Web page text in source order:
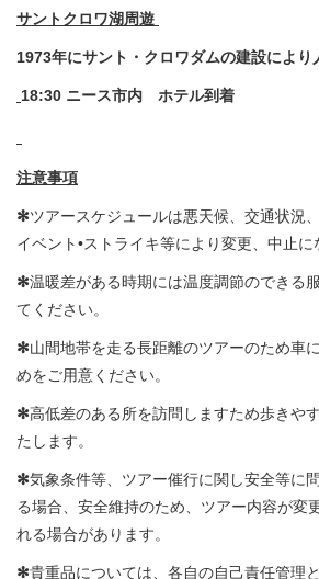
サントクロワ湖周遊
1973年にサント・クロワダムの建設により
18:30 ニース市内 ホテル到着
注意事項
✻ツアースケジュールは悪天候、交通状況
イベント•ストライキ等により変更、中止
✻温暖差がある時期には温度調節のできる
てください。
✻山間地帯を走る長距離のツアーのため車
めをご用意ください。
✻高低差のある所を訪問しますため歩きや
たします。
✻気象条件等、ツアー催行に関し安全等に
る場合、安全維持のため、ツアー内容が変
れる場合があります。
✻貴重品については、各自の自己責任管理